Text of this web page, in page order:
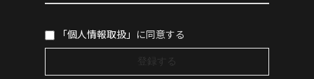
「個人情報取扱」 に同意する